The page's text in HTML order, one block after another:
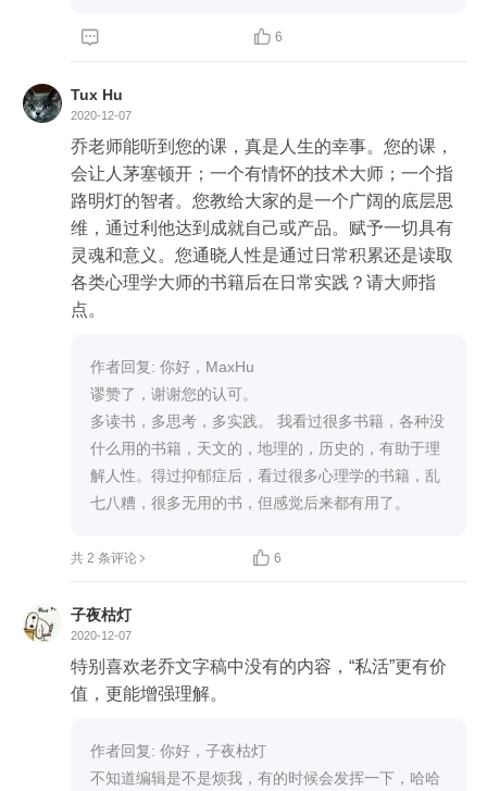
  6
Tux Hu
2020-12-07
乔老师能听到您的课，真是人生的幸事。您的课，
会让人茅塞顿开；一个有情怀的技术大师；一个指
路明灯的智者。您教给大家的是一个广阔的底层思
维，通过利他达到成就自己或产品。赋予一切具有
灵魂和意义。您通晓人性是通过日常积累还是读取
各类心理学大师的书籍后在日常实践？请大师指
点。
作者回复: 你好，MaxHu
谬赞了，谢谢您的认可。
多读书，多思考，多实践。 我看过很多书籍，各种没
什么用的书籍，天文的，地理的，历史的，有助于理
解人性。得过抑郁症后，看过很多心理学的书籍，乱
七八糟，很多无用的书，但感觉后来都有用了。
共 2 条评论  6
子夜枯灯
2020-12-07
特别喜欢老乔文字稿中没有的内容，“私活”更有价
值，更能增强理解。
作者回复: 你好，子夜枯灯
不知道编辑是不是烦我，有的时候会发挥一下，哈哈